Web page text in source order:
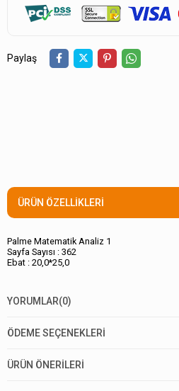
Paylaş
ÜRÜN ÖZELLIKLERI
Palme Matematik Analiz 1
Sayfa Sayısı : 362
Ebat : 20,0*25,0
YORUMLAR(0)
ÖDEME SEÇENEKLERI
ÜRÜN ÖNERILERI